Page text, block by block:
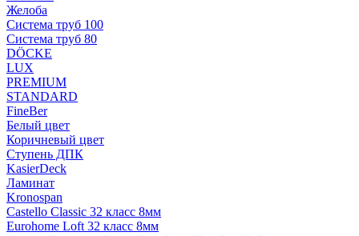
Желоба
Система труб 100
Система труб 80
DÖCKE
LUX
PREMIUM
STANDARD
FineBer
Белый цвет
Коричневый цвет
Ступень ДПК
KasierDeck
Ламинат
Kronospan
Castello Classic 32 класс 8мм
Eurohome Loft 32 класс 8мм